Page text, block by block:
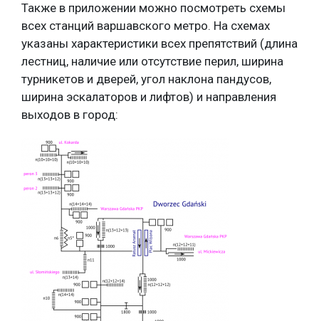
Также в приложении можно посмотреть схемы
всех станций варшавского метро. На схемах
указаны характеристики всех препятствий (длина
лестниц, наличие или отсутствие перил, ширина
турникетов и дверей, угол наклона пандусов,
ширина эскалаторов и лифтов) и направления
выходов в город: